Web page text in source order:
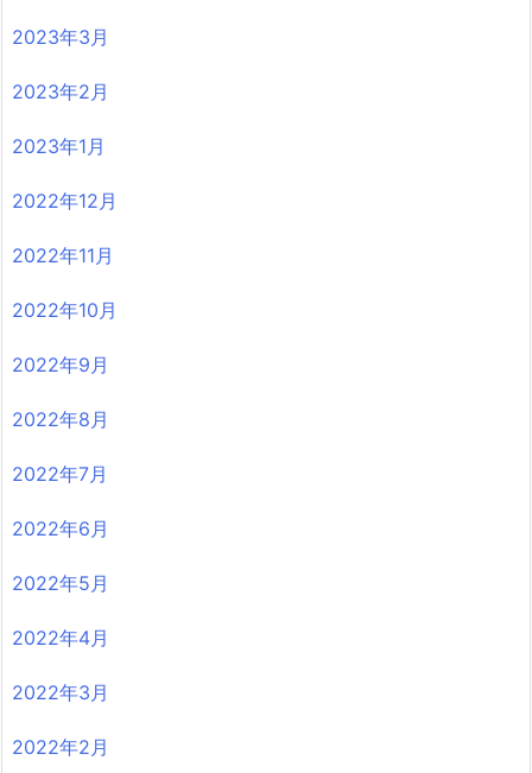
2023年3月
2023年2月
2023年1月
2022年12月
2022年11月
2022年10月
2022年9月
2022年8月
2022年7月
2022年6月
2022年5月
2022年4月
2022年3月
2022年2月